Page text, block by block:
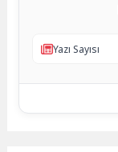
Yazı Sayısı